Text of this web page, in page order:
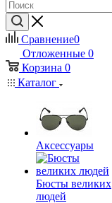
Сравнение0
Отложенные 0
Корзина 0
Каталог
Аксессуары
Бюсты великих
людей